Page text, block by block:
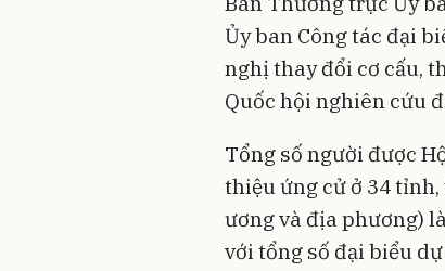
Ủy ban Công tác đại
nghị thay đổi cơ cấu,
Quốc hội nghiên cứu
Tổng số người được
thiệu ứng cử ở 34
ương và địa phương)
với tổng số đại biểu